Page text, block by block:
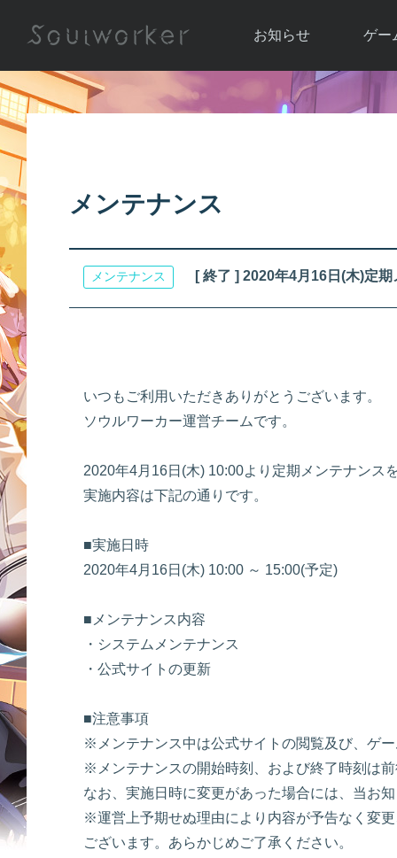
お知らせ
お知らせ一覧
ゲー
ソウ
アップ
メンテナンス
メンテナンス [ 終了 ] 2020年4月16日(木)定
いつもご利用いただきありがとうございます。
ソウルワーカー運営チームです。
2020年4月16日(木) 10:00より定期メンテナンス
実施内容は下記の通りです。
■実施日時
2020年4月16日(木) 10:00 ～ 15:00(予定)
■メンテナンス内容
・システムメンテナンス
・公式サイトの更新
■注意事項
※メンテナンス中は公式サイトの閲覧及び、ゲ
※メンテナンスの開始時刻、および終了時刻は
なお、実施日時に変更があった場合には、当お
※運営上予期せぬ理由により内容が予告なく変
ございます。あらかじめご了承ください。